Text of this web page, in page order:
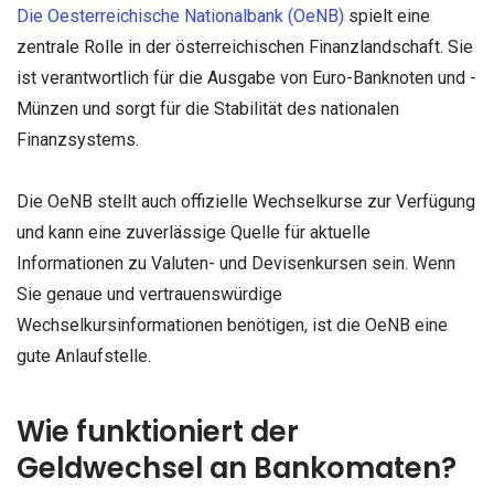
Die Oesterreichische Nationalbank (OeNB) spielt eine
zentrale Rolle in der österreichischen Finanzlandschaft. Sie
ist verantwortlich für die Ausgabe von Euro-Banknoten und -
Münzen und sorgt für die Stabilität des nationalen
Finanzsystems.
Die OeNB stellt auch offizielle Wechselkurse zur Verfügung
und kann eine zuverlässige Quelle für aktuelle
Informationen zu Valuten- und Devisenkursen sein. Wenn
Sie genaue und vertrauenswürdige
Wechselkursinformationen benötigen, ist die OeNB eine
gute Anlaufstelle.
Wie funktioniert der
Geldwechsel an Bankomaten?